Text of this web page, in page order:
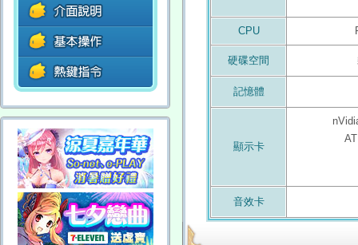
CPU
硬碟空間
記憶體
顯示卡
音效卡